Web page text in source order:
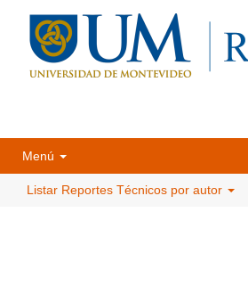
Menú
Listar Reportes Técnicos por autor